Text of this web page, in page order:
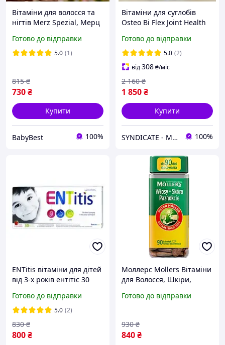
Вітаміни для волосся та
нігтів Merz Spezial, Мерц
Готово до відправки
5.0 (1)
730₴
815 ₴
Купити
BabyBest 100%
Вітаміни для суглобів
Osteo Bi Flex Joint Health
таблеток остео бі флекс
flex44 animalflex
Готово до відправки
5.0 (2)
від308₴/міс
1 850₴
2 160 ₴
Купити
SYNDICATE - Магазин спортивного харчування 100%
ENTitis вітаміни для дітей
від 3-х років ентітіс 30
смаком
Готово до відправки
5.0 (2)
800₴
830 ₴
Моллерс Mollers Вітаміни
для Волосся, Шкіри,
Готово до відправки
840₴
930 ₴